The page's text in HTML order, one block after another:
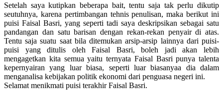
Setelah saya kutipkan beberapa bait, tentu saja tak perlu dikutip
seutuhnya, karena pertimbangan tehnis penulisan, maka berikut ini
puisi Faisal Basri, yang seperti tadi saya deskripsikan sebagai satu
pandangan dan satu barisan dengan rekan-rekan penyair di atas.
Tentu saja suatu saat bila ditemukan arsip-arsip lainnya dari puisi-
puisi yang ditulis oleh Faisal Basri, boleh jadi akan lebih
mengagetkan kita semua yaitu ternyata Faisal Basri punya talenta
kepernyairan yang luar biasa, seperti luar biasanyaa dia dalam
menganalisa kebijakan politik ekonomi dari penguasa negeri ini.
Selamat menikmati puisi terakhir Faisal Basri.